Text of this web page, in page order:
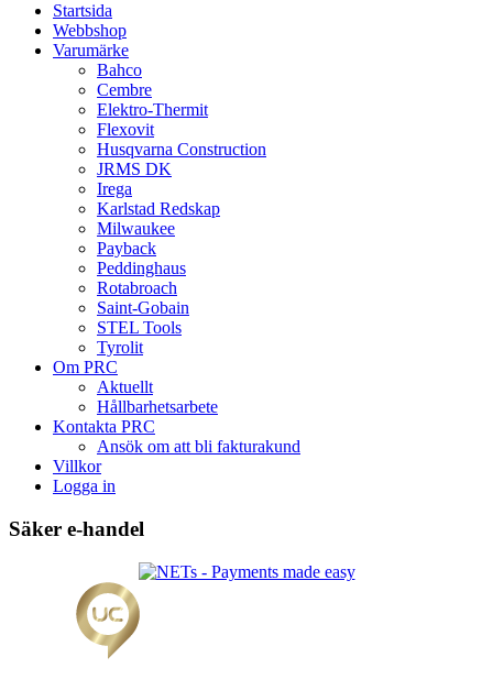
Startsida
Webbshop
Varumärke
Bahco
Cembre
Elektro-Thermit
Flexovit
Husqvarna Construction
JRMS DK
Irega
Karlstad Redskap
Milwaukee
Payback
Peddinghaus
Rotabroach
Saint-Gobain
STEL Tools
Tyrolit
Om PRC
Aktuellt
Hållbarhetsarbete
Kontakta PRC
Ansök om att bli fakturakund
Villkor
Logga in
Säker e-handel